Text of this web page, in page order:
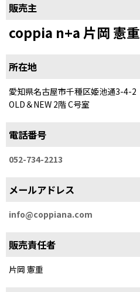
販売主
coppia n+a 片岡 憲重
所在地
愛知県名古屋市千種区姫池通3-4-2
OLD＆NEW 2階 C号室
電話番号
052-734-2213
メールアドレス
info@coppiana.com
販売責任者
片岡 憲重